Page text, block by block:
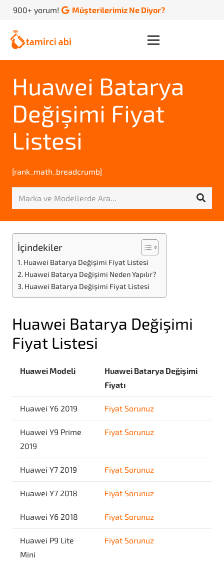
900+ yorum! Müşterilerimiz Ne Diyor?
Huawei Batarya
Değişimi Fiyat
Listesi
[rank_math_breadcrumb]
İçindekiler
Huawei Batarya Değişimi Fiyat Listesi
Huawei Batarya Değişimi Neden Yapılır?
Huawei Batarya Değişimi Fiyat Listesi
Huawei Batarya Değişimi
Fiyat Listesi
Huawei Modeli
Huawei Batarya Değişimi
Fiyatı
Huawei Y6 2019 Fiyat Sorunuz
Huawei Y9 Prime
2019
Fiyat Sorunuz
Huawei Y7 2019 Fiyat Sorunuz
Huawei Y7 2018 Fiyat Sorunuz
Huawei Y6 2018 Fiyat Sorunuz
Huawei P9 Lite
Mini
Fiyat Sorunuz